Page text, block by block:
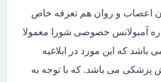
اعصاب و روان هم تعرفه خاص
آمبولانس خصوصی شورا معمولا
باشد که این مورد در ابلاغیه
پزشکی می باشد. که با توجه به